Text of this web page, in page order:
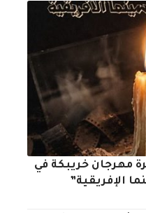
مهرجان خريبكة في
الإفريقية”